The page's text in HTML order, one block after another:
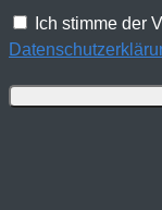
Ich stimme der